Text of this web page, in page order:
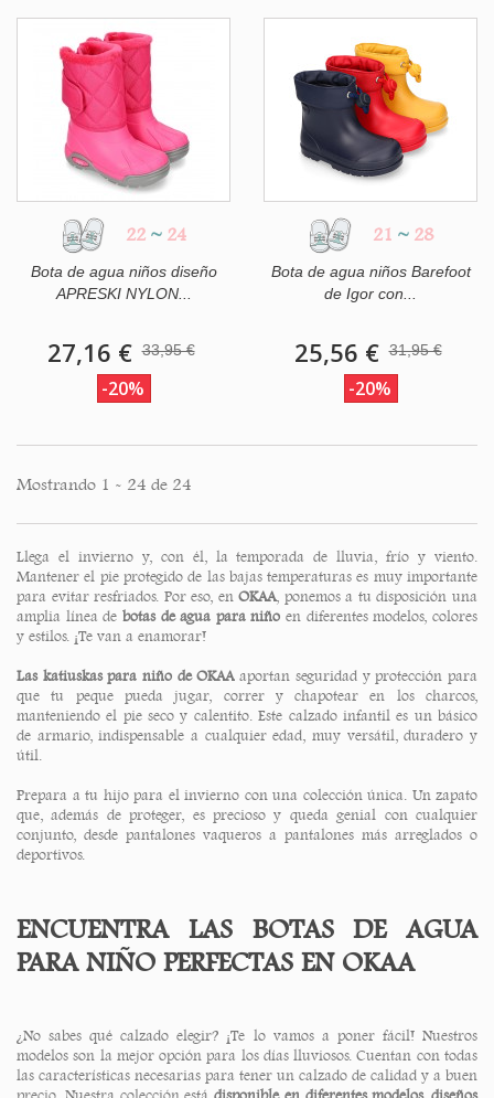
22 ~ 24
Bota de agua niños diseño
APRESKI NYLON...
27,16 € 33,95 €
-20%
21 ~ 28
Bota de agua niños Barefoot
de Igor con...
25,56 € 31,95 €
-20%
Mostrando 1 - 24 de 24
Llega el invierno y, con él, la temporada de lluvia, frío y viento.
Mantener el pie protegido de las bajas temperaturas es muy importante
para evitar resfriados. Por eso, enOKAA, ponemos a tu disposición una
amplia línea de botas de agua para niñoen diferentes modelos, colores
y estilos. ¡Te van a enamorar!
Las katiuskas para niño de OKAAaportan seguridad y protección para
que tu peque pueda jugar, correr y chapotear en los charcos,
manteniendo el pie seco y calentito. Este calzado infantil es un básico
de armario, indispensable a cualquier edad, muy versátil, duradero y
útil.
Prepara a tu hijo para el invierno con una colección única. Un zapato
que, además de proteger, es precioso y queda genial con cualquier
conjunto, desde pantalones vaqueros a pantalones más arreglados o
deportivos.
ENCUENTRA LAS BOTAS DE AGUA
PARA NIÑO PERFECTAS EN OKAA
¿No sabes qué calzado elegir? ¡Te lo vamos a poner fácil! Nuestros
modelos son la mejor opción para los días lluviosos. Cuentan con todas
las características necesarias para tener un calzado de calidad y a buen